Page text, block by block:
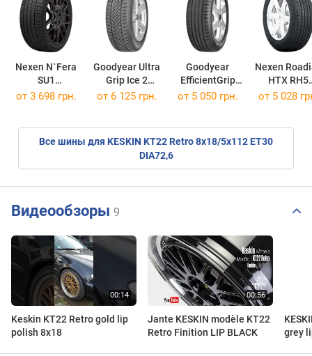
Nexen N`Fera
SU1
225/45 R18 95Y
Goodyear Ultra
Grip Ice 2
245/40 R18 97T
Goodyear
EfficientGrip
Performance
Nexen
HTX RH5
265/60 R18
от 3 698 грн. от 6 125 грн. от 5 050 грн. от 5 028
Все шины для KESKIN KT22 Retro 8x18/5x112 ET30
DIA72,6
Видеообзоры 9
Keskin KT22 Retro gold lip
polish 8x18
Jante KESKIN modèle KT22
Retro Finition LIP BLACK
grey